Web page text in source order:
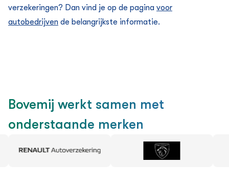
verzekeringen? Dan vind je op de pagina voor
autobedrijven de belangrijkste informatie.
Bovemij werkt samen met
onderstaande merken